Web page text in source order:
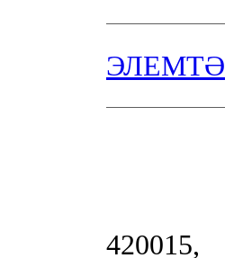
ЭЛЕМТӘ
420015,